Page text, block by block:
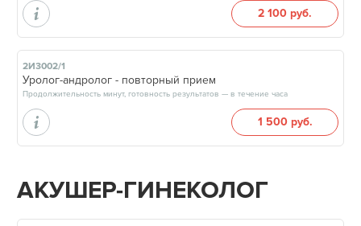
2 100 руб.
2И3002/1
Уролог-андролог - повторный прием
Продолжительность минут, готовность результатов — в течение часа
1 500 руб.
АКУШЕР-ГИНЕКОЛОГ